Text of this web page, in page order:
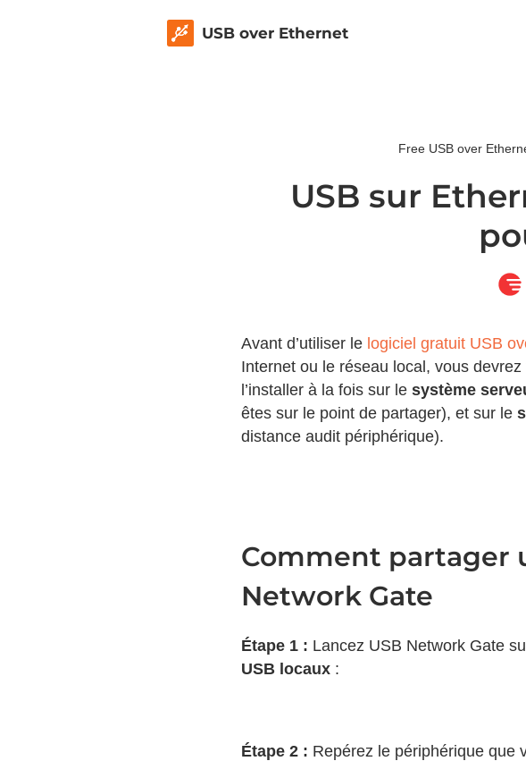
USB over Ethernet
Free USB over
USB sur
Avant d’utiliser le logiciel gratuit USB
Internet ou le réseau local, vous devrez
l’installer à la fois sur lesystème
êtes sur le point de partager), et sur le
distance audit périphérique).
Comment partager
Network Gate
Étape 1 : Lancez USB Network Gate
USB locaux :
Étape 2 : Repérez le périphérique que